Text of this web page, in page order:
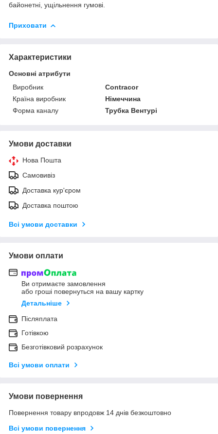
байонетні, ущільнення гумові.
Приховати
Характеристики
Основні атрибути
Виробник
Contracor
Країна виробник
Німеччина
Форма каналу
Трубка Вентурі
Умови доставки
Нова Пошта
Самовивіз
Доставка кур'єром
Доставка поштою
Всі умови доставки
Умови оплати
Ви отримаєте замовлення
або гроші повернуться на вашу картку
Детальніше
Післяплата
Готівкою
Безготівковий розрахунок
Всі умови оплати
Умови повернення
Повернення товару впродовж 14 днів безкоштовно
Всі умови повернення